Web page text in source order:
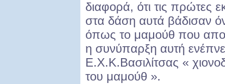
διαφορά, ότι τις πρώτες
στα δάση αυτά βάδισαν
όπως το μαμούθ που
η συνύπαρξη αυτή
Ε.Χ.Κ.Βασιλίτσας «
του μαμούθ ».